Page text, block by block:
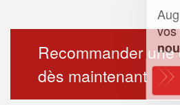
Recommander
dès maintenant
Augmentez
vosmarges
nouveaux
En